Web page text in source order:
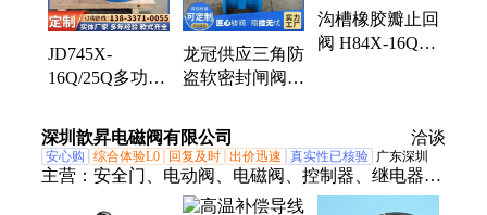
JD745X-
16Q/25Q多功能
水锤用于流体控
制闸阀
龙冠供应三角防
盗软密封闸阀
连接
沟槽橡胶瓣止回
阀 H84X-16Q型
深圳歆昇电磁阀有限公司 洽谈
安心购 综合体验L0 回复及时 出价迅速 真实性已核验 广东深圳
主营： 安全门、电动阀、电磁阀、控制器、继电器、
门开关、传感器、热电偶、铁氟龙、热电阻、xs品牌